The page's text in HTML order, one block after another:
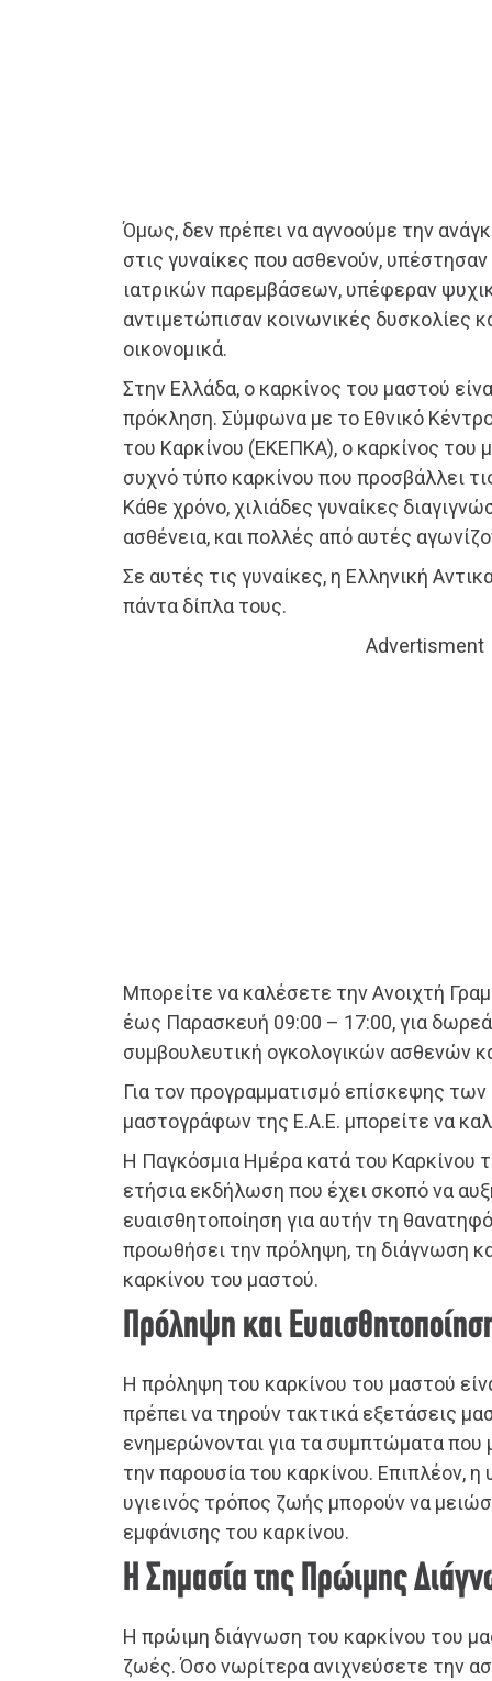
Όμως, δεν πρέπει να αγνοούμε την
στις γυναίκες που ασθενούν,
ιατρικών παρεμβάσεων, υπέφεραν
αντιμετώπισαν κοινωνικές δυσκολίες
οικονομικά.
Στην Ελλάδα, ο καρκίνος του μαστού
πρόκληση. Σύμφωνα με το Εθνικό
του Καρκίνου (ΕΚΕΠΚΑ), ο καρκίνος του
συχνό τύπο καρκίνου που προσβάλλει
Κάθε χρόνο, χιλιάδες γυναίκες
ασθένεια, και πολλές από αυτές
Σε αυτές τις γυναίκες, η Ελληνική
πάντα δίπλα τους.
Advertisment
Μπορείτε να καλέσετε την Ανοιχτή
έως Παρασκευή 09:00 – 17:00, για
συμβουλευτική ογκολογικών ασθενών
Για τον προγραμματισμό επίσκεψης
μαστογράφων της Ε.Α.Ε. μπορείτε να
Η Παγκόσμια Ημέρα κατά του Καρκίνου
ετήσια εκδήλωση που έχει σκοπό να
ευαισθητοποίηση για αυτήν τη
προωθήσει την πρόληψη, τη διάγνωση
καρκίνου του μαστού.
Πρόληψη και
Η πρόληψη του καρκίνου του μαστού
πρέπει να τηρούν τακτικά εξετάσεις
ενημερώνονται για τα συμπτώματα που
την παρουσία του καρκίνου. Επιπλέον, η
υγιεινός τρόπος ζωής μπορούν να
εμφάνισης του καρκίνου.
Η Σημασία της Πρώιμης
Η πρώιμη διάγνωση του καρκίνου του
ζωές. Όσο νωρίτερα ανιχνεύσετε την